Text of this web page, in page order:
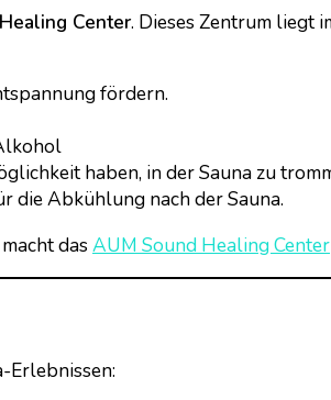
Center. Dieses Zentrum liegt
fördern.
haben, in der Sauna zu
die Abkühlung nach der Sauna.
das AUM Sound Healing Center
Erlebnissen: